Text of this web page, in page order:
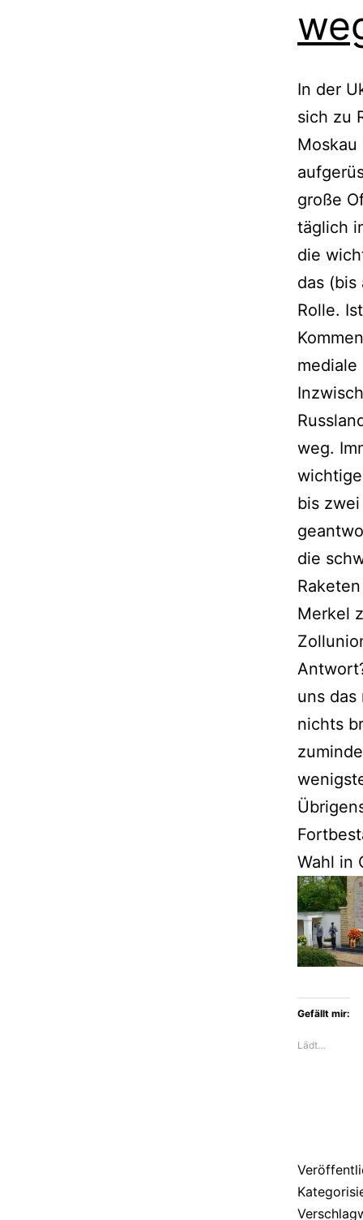
In der
sich zu
große
täglich
die
das
Rolle.
mediale
weg.
bis
die
Merkel
uns das
nichts
Wahl in
Gefällt mir:
Lädt…